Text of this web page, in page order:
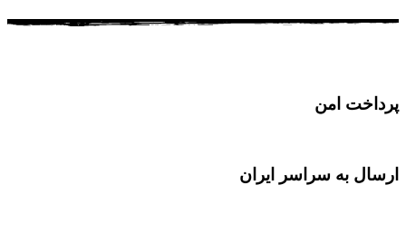
پرداخت امن
ارسال به سراسر ایران